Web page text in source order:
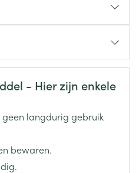
Frans
- Hier zijn enkele
geen langdurig gebruik
bewaren.